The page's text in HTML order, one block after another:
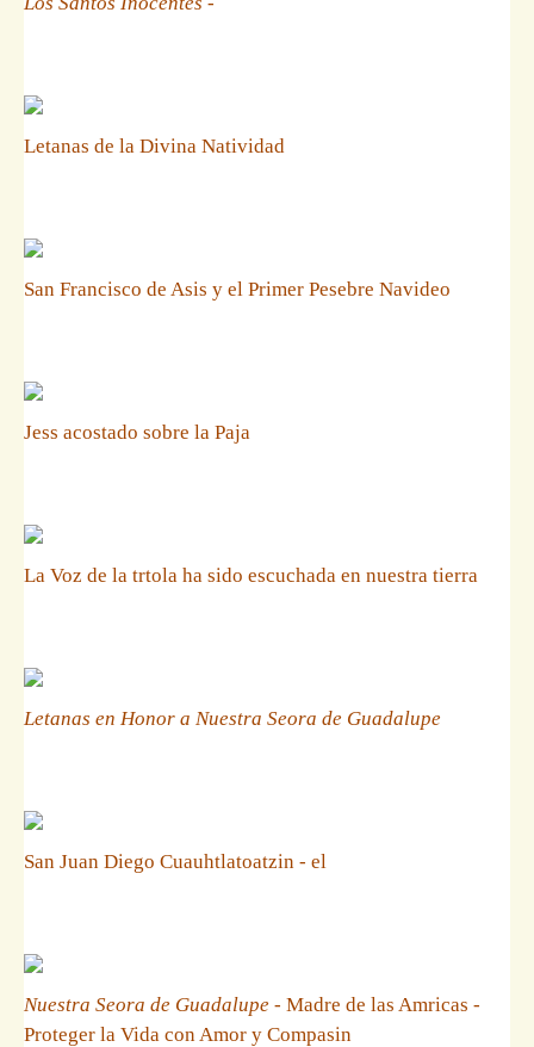
Letanas de la Divina Natividad
San Francisco de Asis y el Primer Pesebre Navideo
Jess acostado sobre la Paja
La Voz de la trtola ha sido escuchada en nuestra tierra
Letanas en Honor a Nuestra Seora de Guadalupe
San Juan Diego Cuauhtlatoatzin - el
Nuestra Seora de Guadalupe - Madre de las Amricas -
Proteger la Vida con Amor y Compasin